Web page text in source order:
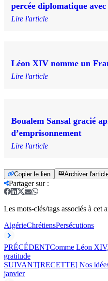
percée diplomatique
Lire l'article
Léon XIV nomme un
Lire l'article
Boualem Sansal gracié
d’emprisonnement
Lire l'article
Copier le lien Archiver
Partager sur:
Les mots-clés/tags associés à cet
AlgérieChrétiensPersécutions
PRÉCÉDENTComme Léon
gratitude
SUIVANT[RECETTE] Nos
janvier